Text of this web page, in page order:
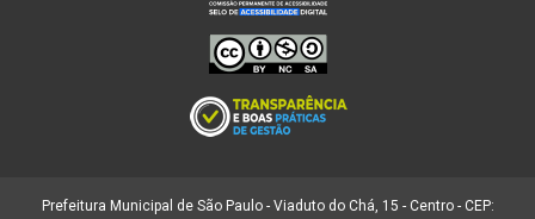
Prefeitura Municipal de São Paulo - Viaduto do Chá, 15 - Centro - CEP: